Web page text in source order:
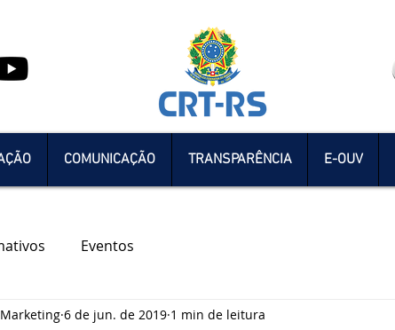
COMUNICAÇÃO TRANSPARÊNCIA E-OUV
Eventos
6 de jun. de 2019 1 min de leitura